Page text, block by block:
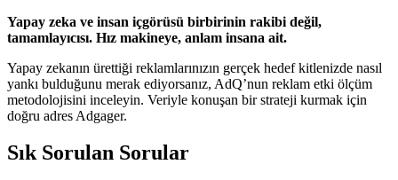
Yapay zeka ve insan içgörüsü birbirinin rakibi değil,
tamamlayıcısı. Hız makineye, anlam insana ait.
Yapay zekanın ürettiği reklamlarınızın gerçek hedef kitlenizde nasıl
yankı bulduğunu merak ediyorsanız, AdQ’nun reklam etki ölçüm
metodolojisini inceleyin. Veriyle konuşan bir strateji kurmak için
doğru adres Adgager.
Sık Sorulan Sorular